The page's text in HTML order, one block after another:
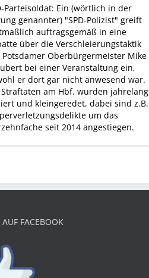
Parteisoldat: Ein (wörtlich in der
genannter) "SPD-Polizist" greift
auftragsgemäß in eine
über die Verschleierungstaktik
Potsdamer Oberbürgermeister Mike
bei einer Veranstaltung ein,
er dort gar nicht anwesend war.
Straftaten am Hbf. wurden jahrelang
und kleingeredet, dabei sind z.B.
um das
seit 2014 angestiegen.
AUF FACEBOOK